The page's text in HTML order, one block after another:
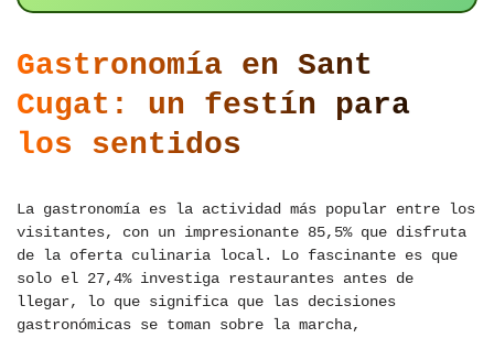
Gastronomía en Sant
Cugat: un festín para
los sentidos
La gastronomía es la actividad más popular entre los
visitantes, con un impresionante 85,5% que disfruta
de la oferta culinaria local. Lo fascinante es que
solo el 27,4% investiga restaurantes antes de
llegar, lo que significa que las decisiones
gastronómicas se toman sobre la marcha,